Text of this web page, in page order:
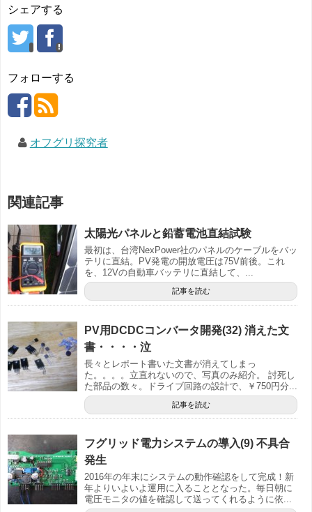
シェアする
フォローする
オフグリ探究者
関連記事
太陽光パネルと鉛蓄電池直結試験
最初は、台湾NexPower社のパネルのケーブルをバッ
テリに直結。PV発電の開放電圧は75V前後。これ
を、12Vの自動車バッテリに直結して、...
記事を読む
PV用DCDCコンバータ開発(32) 消えた文
書・・・・泣
長々とレポート書いた文書が消えてしまっ
た。。。。立直れないので、写真のみ紹介。 討死し
た部品の数々。ドライブ回路の設計で、￥750円分...
記事を読む
フグリッド電力システムの導入(9) 不具合
発生
2016年の年末にシステムの動作確認をして完成！新
年よりいよいよ運用に入ることとなった。毎日朝に
電圧モニタの値を確認して送ってくれるように依...